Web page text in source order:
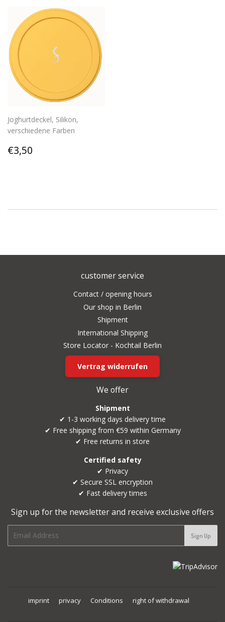
Joghurtdeckel, Silikon,
verschiedene Farben
Regular
price
€3,50
customer service
Contact / opening hours
Our shop in Berlin
Shipment
International Shipping
Store Locator - Kochtail Berlin
Vertrag widerrufen
We offer
Shipment
✔ 1-3 working days delivery time
✔ Free shipping from €59 within Germany
✔ Free returns in store
Certified safety
✔ Privacy
✔ Secure SSL encryption
✔ Fast delivery times
Sign up for the newsletter and receive exclusive offers
mail
Sign Up
imprint privacy Conditions right of withdrawal